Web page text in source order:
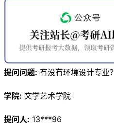
提问问题: 有没有环境设计专业？
学院: 文学艺术学院
提问人: 13***96